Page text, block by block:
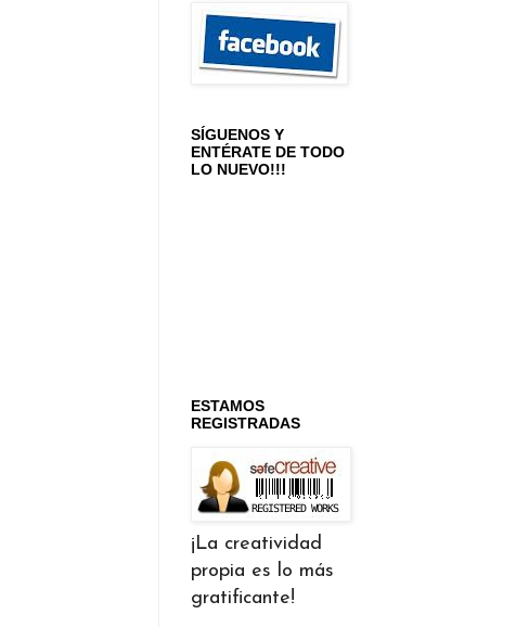
SÍGUENOS Y
ENTÉRATE DE TODO
LO NUEVO!!!
ESTAMOS
REGISTRADAS
¡La creatividad
propia es lo más
gratificante!